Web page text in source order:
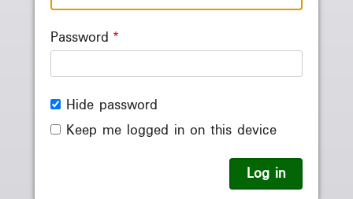
Password
Hide password
Keep me logged in on this device